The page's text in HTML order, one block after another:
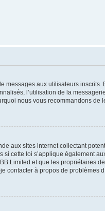
aux utilisateurs
l’utilisation de la
nous vous recommandons de
aux sites internet collectant
cette loi s’applique également
Limited et que les propriétaires
à propos de problèmes